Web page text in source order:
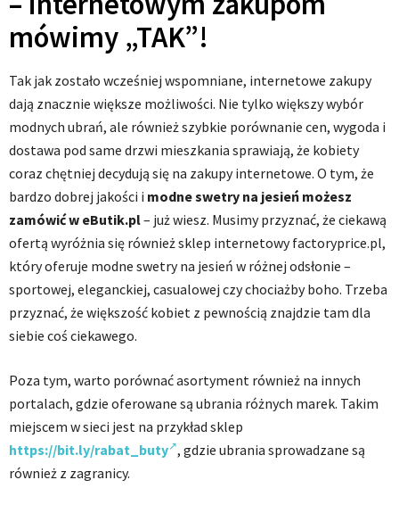
mówimy „TAK”!
Tak jak zostało wcześniej wspomniane, internetowe zakupy
dają znacznie większe możliwości. Nie tylko większy wybór
modnych ubrań, ale również szybkie porównanie cen, wygoda i
dostawa pod same drzwi mieszkania sprawiają, że kobiety
coraz chętniej decydują się na zakupy internetowe. O tym, że
bardzo dobrej jakości i modne swetry na jesień możesz
zamówić w eButik.pl– już wiesz. Musimy przyznać, że ciekawą
ofertą wyróżnia się również sklep internetowy factoryprice.pl,
który oferuje modne swetry na jesień w różnej odsłonie –
sportowej, eleganckiej, casualowej czy chociażby boho. Trzeba
przyznać, że większość kobiet z pewnością znajdzie tam dla
siebie coś ciekawego.
Poza tym, warto porównać asortyment również na innych
portalach, gdzie oferowane są ubrania różnych marek. Takim
miejscem w sieci jest na przykład sklep
https://bit.ly/rabat_buty , gdzie ubrania sprowadzane są
również z zagranicy.